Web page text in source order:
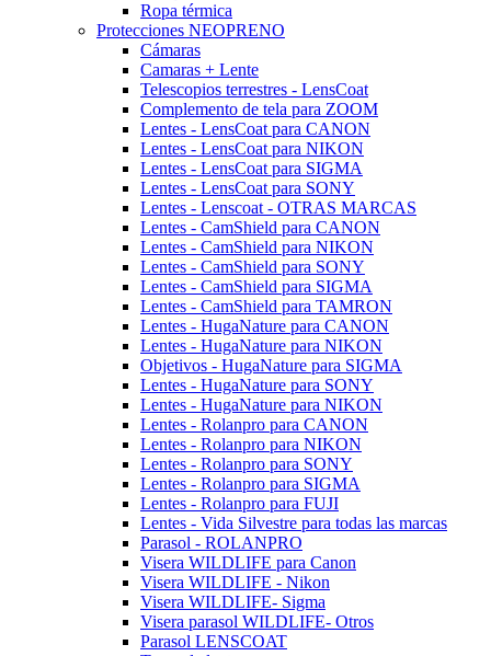
Ropa térmica
Protecciones NEOPRENO
Cámaras
Camaras + Lente
Telescopios terrestres - LensCoat
Complemento de tela para ZOOM
Lentes - LensCoat para CANON
Lentes - LensCoat para NIKON
Lentes - LensCoat para SIGMA
Lentes - LensCoat para SONY
Lentes - Lenscoat - OTRAS MARCAS
Lentes - CamShield para CANON
Lentes - CamShield para NIKON
Lentes - CamShield para SONY
Lentes - CamShield para SIGMA
Lentes - CamShield para TAMRON
Lentes - HugaNature para CANON
Lentes - HugaNature para NIKON
Objetivos - HugaNature para SIGMA
Lentes - HugaNature para SONY
Lentes - HugaNature para NIKON
Lentes - Rolanpro para CANON
Lentes - Rolanpro para NIKON
Lentes - Rolanpro para SONY
Lentes - Rolanpro para SIGMA
Lentes - Rolanpro para FUJI
Lentes - Vida Silvestre para todas las marcas
Parasol - ROLANPRO
Visera WILDLIFE para Canon
Visera WILDLIFE - Nikon
Visera WILDLIFE- Sigma
Visera parasol WILDLIFE- Otros
Parasol LENSCOAT